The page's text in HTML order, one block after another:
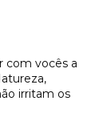
com vocês a
irritam os